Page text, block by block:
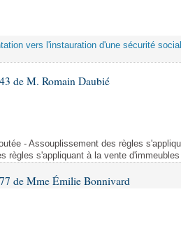
vers l'instauration d'une sécurité
de M. Romain Daubié
- Assouplissement des règles
règles s'appliquant à la vente
de Mme Émilie Bonnivard